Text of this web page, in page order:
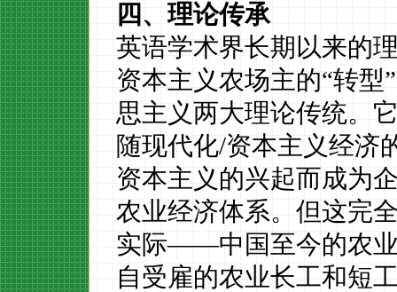
四、理论传承
英语学术界长期以来的
资本主义农场主的“转型
思主义两大理论传统。
随现代化/资本主义经济
资本主义的兴起而成为
农业经济体系。但这完
实际——中国至今的农业
自受雇的农业长工和短